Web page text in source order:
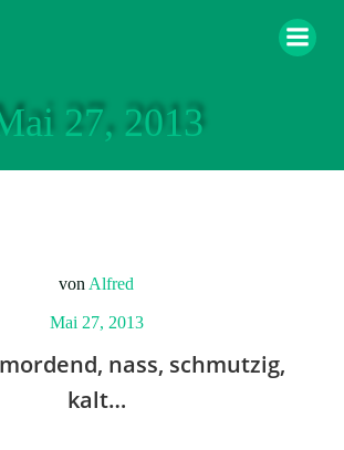
27, 2013
von Alfred
Mai 27, 2013
nass, schmutzig,
kalt…